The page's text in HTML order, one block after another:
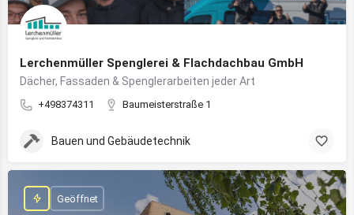
Lerchenmüller Spenglerei & Flachdachbau GmbH
Dächer, Fassaden & Spenglerarbeiten jeder Art
+498374311 Baumeisterstraße 1
Bauen und Gebäudetechnik
Geöffnet